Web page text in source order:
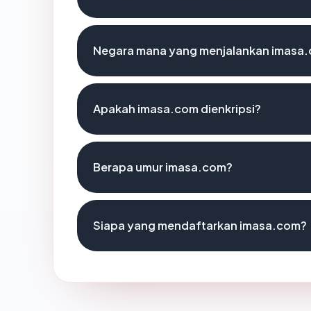
Negara mana yang menjalankan
Apakah imasa.com dienkripsi?
Berapa umur imasa.com?
Siapa yang mendaftarkan imasa.com?